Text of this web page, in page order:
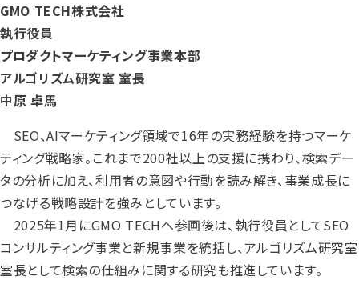
GMO TECH株式会社
執行役員
プロダクトマーケティング事業本部
アルゴリズム研究室 室長
中原 卓馬
SEO、AIマーケティング領域で16年の実務経験を持つマーケ
ティング戦略家。これまで200社以上の支援に携わり、検索デー
タの分析に加え、利用者の意図や行動を読み解き、事業成長に
つなげる戦略設計を強みとしています。
2025年1月にGMO TECHへ参画後は、執行役員としてSEO
コンサルティング事業と新規事業を統括し、アルゴリズム研究室
室長として検索の仕組みに関する研究も推進しています。